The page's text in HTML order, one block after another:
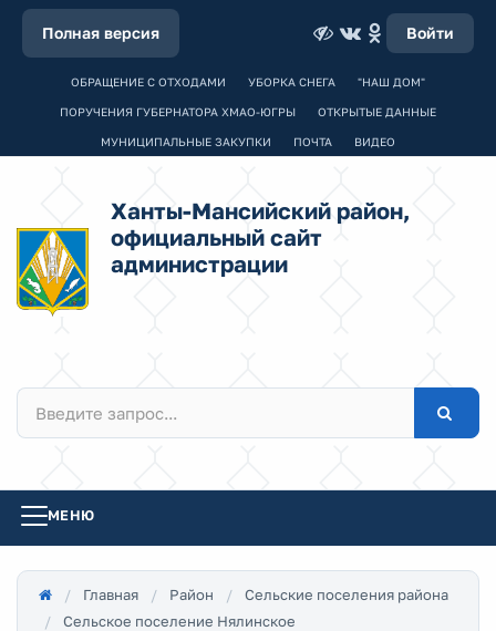
Полная версия Войти
ОБРАЩЕНИЕ С ОТХОДАМИ УБОРКА СНЕГА "НАШ ДОМ"
ПОРУЧЕНИЯ ГУБЕРНАТОРА ХМАО-ЮГРЫ ОТКРЫТЫЕ ДАННЫЕ
МУНИЦИПАЛЬНЫЕ ЗАКУПКИ ПОЧТА ВИДЕО
Ханты-Мансийский район,
официальный сайт
администрации
МЕНЮ
Главная Район
Сельские поселения района
Сельское поселение Нялинское